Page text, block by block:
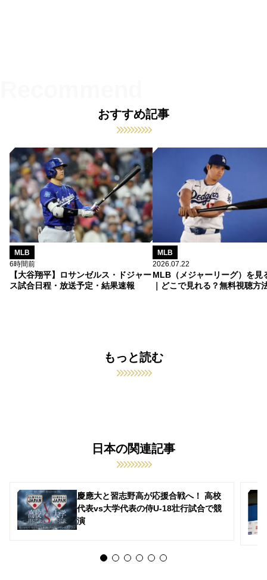
おすすめ記事
MLB
6時間前
【大谷翔平】ロサンゼルス・ドジャー
ス試合日程・放送予定・結果速報
MLB
2026.07.22
MLB（メジャーリーグ）を見
｜どこで見れる？無料視聴方
もっと読む
日本の関連記事
慶應大と習志野高が応援合戦へ！ 高校
代表vs大学代表の侍U-18壮行試合で競
演